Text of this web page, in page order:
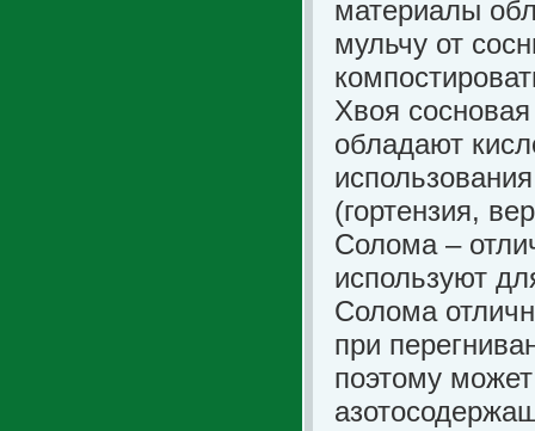
материалы
мульчу от
Хвоя
обладают
(гортензия,
Солома –
используют
Солома
при
поэтому